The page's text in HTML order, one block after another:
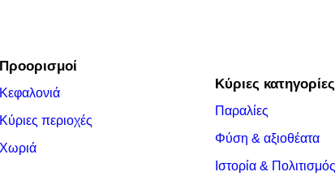
Προορισμοί
Κεφαλονιά
Κύριες περιοχές
Χωριά
Κύριες κατηγορίες
Παραλίες
Φύση & αξιοθέατα
Ιστορία & Πολιτισμός